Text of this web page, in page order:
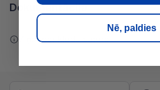
Dokumentācija
Ziņot par kļūdu saturā
Nē, paldies